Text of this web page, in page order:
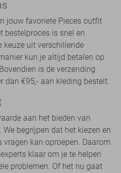
jouw favoriete Pieces outfit
bestelproces is snel en
keuze uit verschillende
kun je altijd betalen op
is de verzending
dan €95,- aan kleding bestelt.
aan het bieden van
begrijpen dat het kiezen en
kan oproepen. Daarom
klaar om je te helpen
problemen. Of het nu gaat